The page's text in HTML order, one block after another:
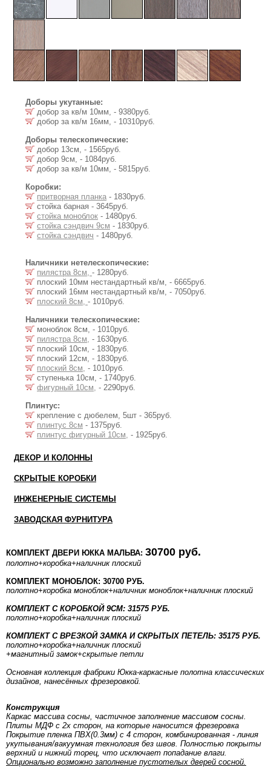
Доборы укутанные:
добор за кв/м 10мм, - 9380руб.
добор за кв/м 16мм, - 10310руб.
Доборы телескопические:
добор 13см, - 1565руб.
добор 9см, - 1084руб.
добор за кв/м 10мм, - 5815руб.
Коробки:
притворная планка - 1830руб.
стойка барная - 3645руб.
стойка моноблок - 1480руб.
стойка сэндвич 9см - 1830руб.
стойка сэндвич - 1480руб.
Наличники нетелескопические:
пилястра 8см, - 1280руб.
плоский 10мм нестандартный кв/м, - 6665руб.
плоский 16мм нестандартный кв/м, - 7050руб.
плоский 8см, - 1010руб.
Наличники телескопические:
моноблок 8см, - 1010руб.
пилястра 8см, - 1630руб.
плоский 10см, - 1830руб.
плоский 12см, - 1830руб.
плоский 8см, - 1010руб.
ступенька 10см, - 1740руб.
фигурный 10см, - 2290руб.
Плинтус:
крепление с дюбелем, 5шт - 365руб.
плинтус 8см - 1375руб.
плинтус фигурный 10см, - 1925руб.
ДЕКОР И КОЛОННЫ
СКРЫТЫЕ КОРОБКИ
ИНЖЕНЕРНЫЕ СИСТЕМЫ
ЗАВОДСКАЯ ФУРНИТУРА
КОМПЛЕКТ ДВЕРИ ЮККА МАЛЬВА: 30700 руб.
полотно+коробка+наличник плоский
КОМПЛЕКТ МОНОБЛОК: 30700 РУБ.
полотно+коробка моноблок+наличник моноблок+наличник плоский
КОМПЛЕКТ С КОРОБКОЙ 9СМ: 31575 РУБ.
полотно+коробка+наличник плоский
КОМПЛЕКТ С ВРЕЗКОЙ ЗАМКА И СКРЫТЫХ ПЕТЕЛЬ: 35175 РУБ.
полотно+коробка+наличник плоский
+магнитный замок+скрытые петли
Основная коллекция фабрики Юкка-каркасные полотна классических
дизайнов, нанесённых фрезеровкой.
Конструкция
Каркас массива сосны, частичное заполнение массивом сосны.
Плиты МДФ с 2х сторон, на которые наносится фрезеровка
Покрытие пленка ПВХ(0.3мм) с 4 сторон, комбинированная - линия
укутывания/вакуумная технология без швов. Полностью покрыты
верхний и нижний торец, что исключает попадание влаги.
Опционально возможно заполнение пустотелых дверей сосной.